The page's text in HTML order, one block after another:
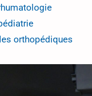
orthopédiques